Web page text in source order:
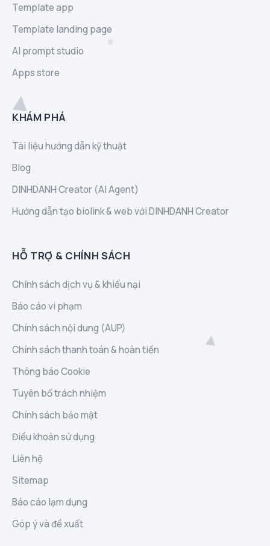
Template app
Template landing page
AI prompt studio
Apps store
KHÁM PHÁ
Tài liệu hướng dẫn kỹ thuật
Blog
DINHDANH Creator (AI Agent)
Hướng dẫn tạo biolink & web với DINHDANH Creator
HỖ TRỢ & CHÍNH SÁCH
Chính sách dịch vụ & khiếu nại
Báo cáo vi phạm
Chính sách nội dung (AUP)
Chính sách thanh toán & hoàn tiền
Thông báo Cookie
Tuyên bố trách nhiệm
Chính sách bảo mật
Điều khoản sử dụng
Liên hệ
Sitemap
Báo cáo lạm dụng
Góp ý và đề xuất